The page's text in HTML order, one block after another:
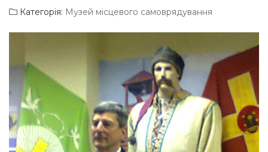
Категорія: Музей місцевого самоврядування